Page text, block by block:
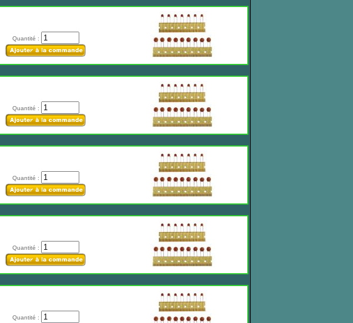
Quantité :
Quantité :
Quantité :
Quantité :
Quantité :